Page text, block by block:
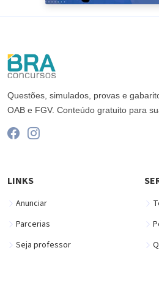
Questões, simulados, provas e
OAB e FGV. Conteúdo gratuito para
LINKS
Anunciar
Parcerias
Seja professor